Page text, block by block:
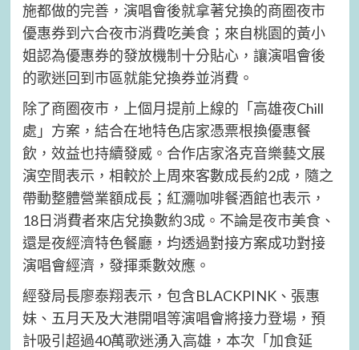
施都做的完善，演唱會後就拿著兌換的商圈夜市
優惠券到六合夜市消費吃美食；來自桃園的黃小
姐認為優惠券的發放機制十分貼心，讓演唱會後
的歌迷回到市區就能兌換券並消費。
除了商圈夜市，上個月提前上線的「高雄夜Chill
處」方案，結合在地特色店家憑票根換優惠餐
飲，效益也持續發威。合作店家洛克音樂藝文展
演空間表示，相較於上周來客數成長約2成，隨之
帶動整體營業額成長；紅瀰咖啡餐酒館也表示，
18日消費者來店兌換數約3成。不論是夜市美食、
還是夜經濟特色餐廳，均透過對接方案成功對接
演唱會經濟，發揮乘數效應。
經發局長廖泰翔表示，包含BLACKPINK、張惠
妹、五月天及大港開唱等演唱會將接力登場，預
計吸引超過40萬歌迷湧入高雄，本次「加食延